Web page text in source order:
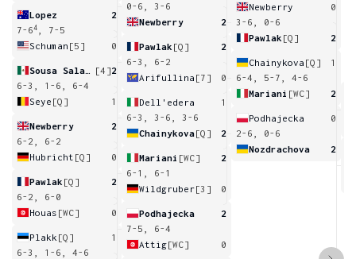
Lopez
2
7-64
, 7-5
Schuman [5] 0
[4]2
6-3, 1-6, 6-4
Seye [Q] 1
Newberry
2
6-2, 6-2
Hubricht [Q] 0
Pawlak [Q]
2
6-2, 6-0
Houas [WC] 0
Plakk [Q]
1
6-3, 1-6, 4-6
0-6, 3-6
Newberry
2
Pawlak [Q]
2
6-3, 6-2
Arifullina [7] 0
Dell'edera
1
6-3, 3-6, 3-6
Chainykova[Q] 2
Mariani [WC]
2
6-1, 6-1
Wildgruber[3] 0
Podhajecka
2
7-5, 6-4
Attig[WC] 0
Newberry
0
3-6, 0-6
Pawlak [Q] 2
Chainykova [Q]
1
6-4, 5-7, 4-6
Mariani [WC] 2
Podhajecka
0
2-6, 0-6
Nozdrachova
2